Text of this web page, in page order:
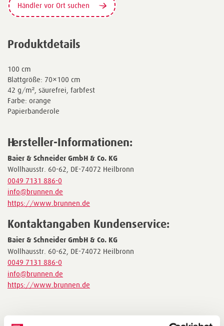
Händler vor Ort suchen
Produktdetails
100 cm
Blattgröße: 70×100 cm
42 g/m², säurefrei, farbfest
Farbe: orange
Papierbanderole
Hersteller-Informationen:
Baier & Schneider GmbH & Co. KG
Wollhausstr. 60-62, DE-74072 Heilbronn
0049 7131 886-0
info@brunnen.de
https://www.brunnen.de
Kontaktangaben Kundenservice:
Baier & Schneider GmbH & Co. KG
Wollhausstr. 60-62, DE-74072 Heilbronn
0049 7131 886-0
info@brunnen.de
https://www.brunnen.de